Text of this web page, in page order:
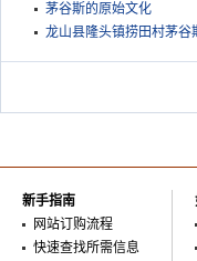
茅谷斯的原始文化
龙山县隆头镇捞田村茅谷
新手指南
网站订购流程
快速查找所需信息